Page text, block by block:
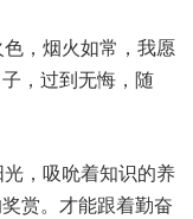
，烟火如常，我愿
，过到无悔，随
，吸吮着知识的养
赏。才能跟着勤奋